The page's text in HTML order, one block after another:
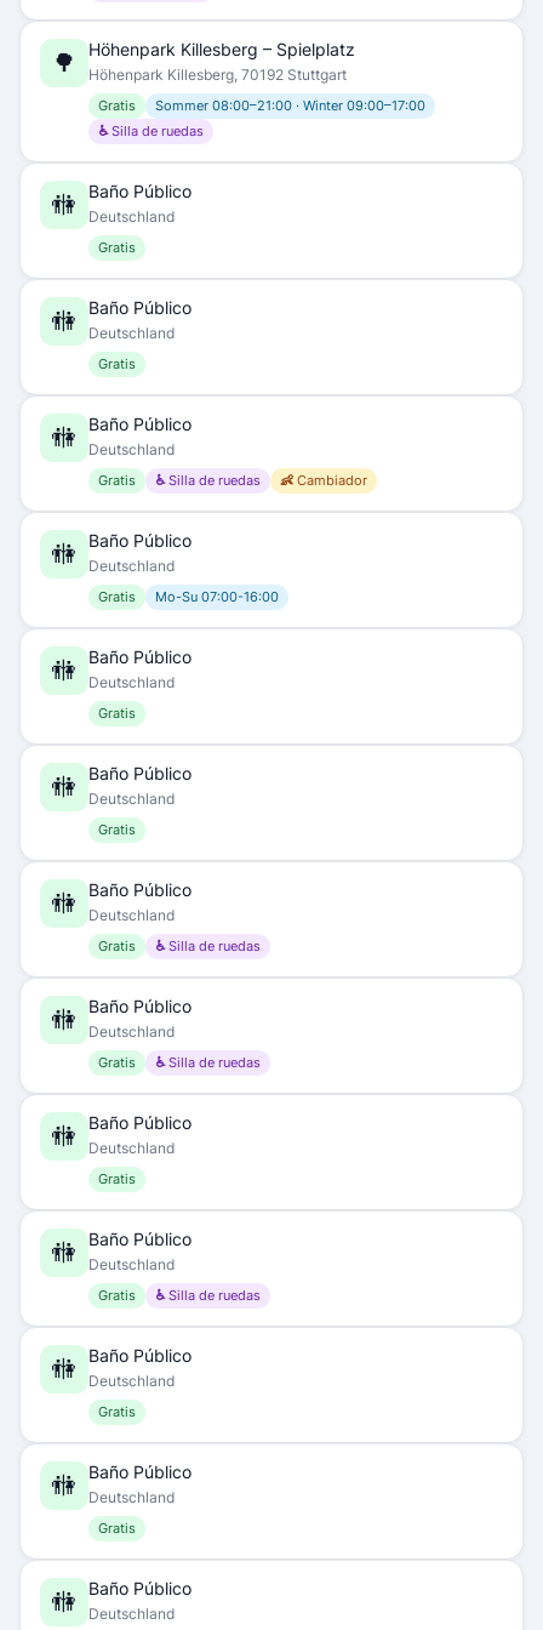
🌳 Höhenpark Killesberg – Spielplatz
Höhenpark Killesberg, 70192 Stuttgart
Gratis
Sommer 08:00–21:00 · Winter 09:00–17:00
♿ Silla de ruedas
🚻 Baño Público
Deutschland
Gratis
🚻 Baño Público
Deutschland
Gratis
🚻 Baño Público
Deutschland
Gratis ♿ Silla de ruedas 👶 Cambiador
🚻 Baño Público
Deutschland
Gratis Mo-Su 07:00-16:00
🚻 Baño Público
Deutschland
Gratis
🚻 Baño Público
Deutschland
Gratis
🚻 Baño Público
Deutschland
Gratis ♿ Silla de ruedas
🚻 Baño Público
Deutschland
Gratis ♿ Silla de ruedas
🚻 Baño Público
Deutschland
Gratis
🚻 Baño Público
Deutschland
Gratis ♿ Silla de ruedas
🚻 Baño Público
Deutschland
Gratis
🚻 Baño Público
Deutschland
Gratis
🚻 Baño Público
Deutschland